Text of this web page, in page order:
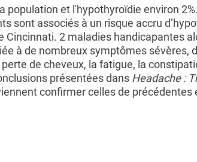
population et l'hypothyroïdie environ
sont associés à un risque accru
Cincinnati. 2 maladies handicapantes
à de nombreux symptômes sévères,
de cheveux, la fatigue, la
présentées dans Headache :
confirmer celles de précédentes